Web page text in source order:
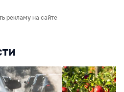
рекламу на сайте